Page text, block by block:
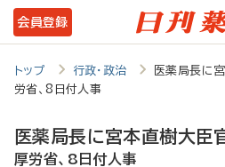
メ
イ
テ
会員登録
トップ 行政・政治
医薬局長に
労省、8日付人事
医薬局長に宮本直樹大臣
厚労省、8日付人事